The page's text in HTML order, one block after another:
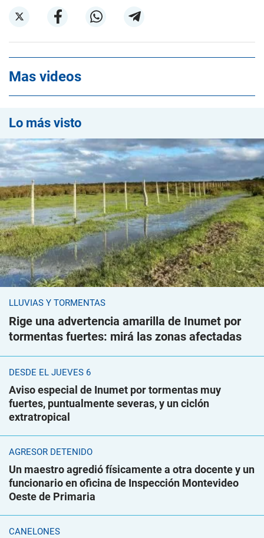
Mas videos
Lo más visto
LLUVIAS Y TORMENTAS
Rige una advertencia amarilla de Inumet por
tormentas fuertes: mirá las zonas afectadas
DESDE EL JUEVES 6
Aviso especial de Inumet por tormentas muy
fuertes, puntualmente severas, y un ciclón
extratropical
AGRESOR DETENIDO
Un maestro agredió físicamente a otra docente y un
funcionario en oficina de Inspección Montevideo
Oeste de Primaria
CANELONES